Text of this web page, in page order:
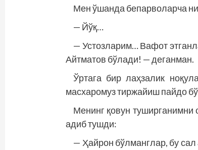
Мен ўшанда бепарволарча
— Йўқ…
— Устозларим… Вафот
Айтматов бўлади! — деганман.
Ўртага бир лаҳзалик
масхаромуз тиржайиш пайдо
Менинг қовун туширганимни
адиб тушди:
— Ҳайрон бўлманглар, бу